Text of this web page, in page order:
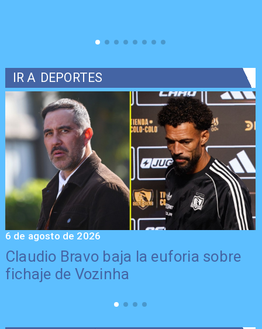
IR A DEPORTES
Claudio Bravo baja la euforia sobre
fichaje de Vozinha
6 de agosto de 2026